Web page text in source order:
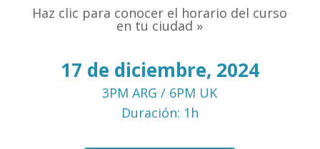
Haz clic para conocer el horario del curso
en tu ciudad »
17 de diciembre, 2024
3PM ARG / 6PM UK
Duración: 1h